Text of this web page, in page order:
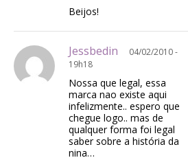
Beijos!
Jessbedin
04/02/2010 -
19h18
Nossa que legal, essa
marca nao existe aqui
infelizmente.. espero que
chegue logo.. mas de
qualquer forma foi legal
saber sobre a história da
nina…